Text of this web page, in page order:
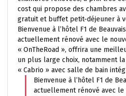
cost qui propose des chambres
gratuit et buffet petit-déjeuner à
Bienvenue à l’hôtel F1 de
actuellement rénové avec le
« OnTheRoad », offrira une
un plus large choix, notamment
« Cabrio » avec salle de bain
Bienvenue à l’hôtel F1 de
actuellement rénové avec le